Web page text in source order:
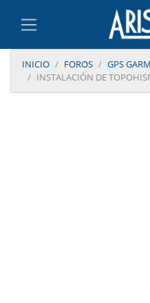
INICIO FOROS
GPS
INSTALACIÓN DE